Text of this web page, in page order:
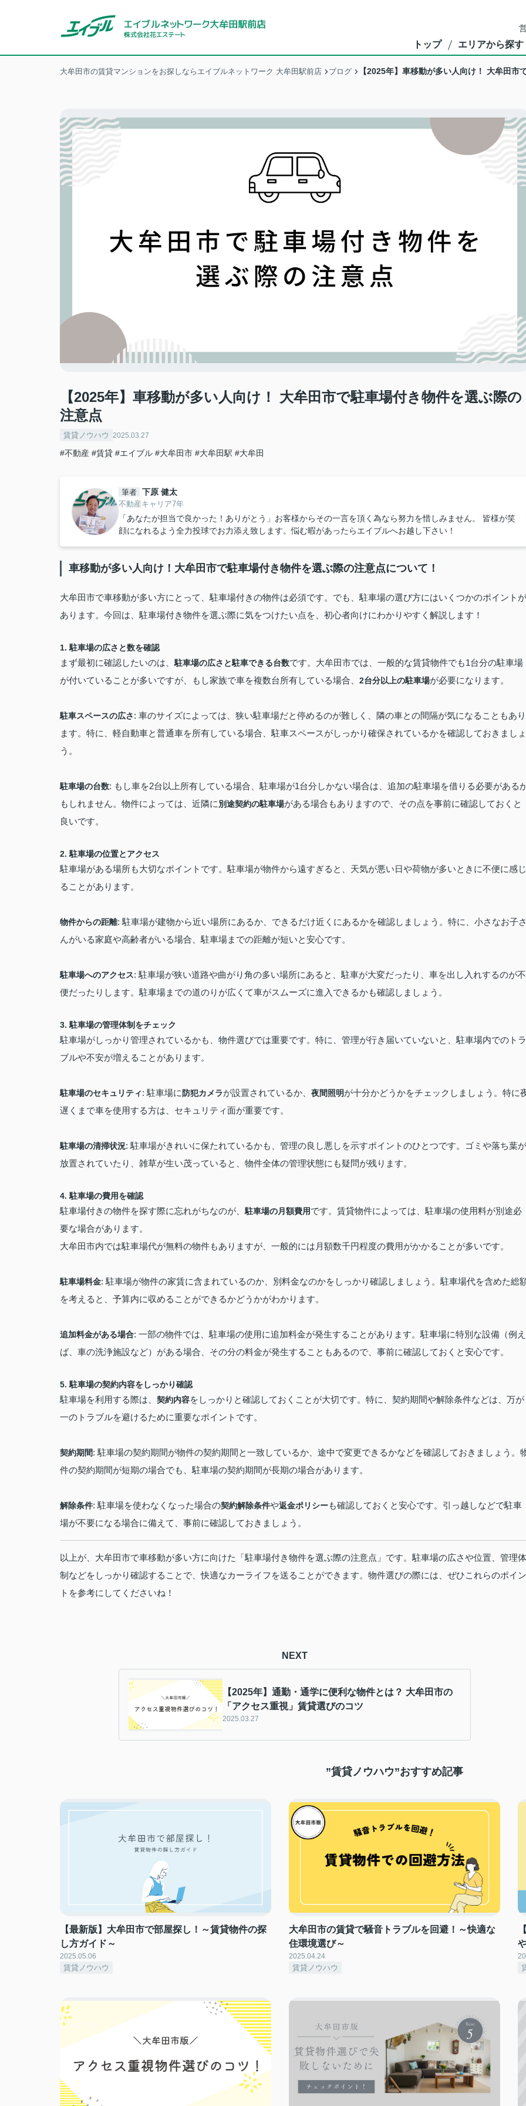
トップ エリアから探す
大牟田市の賃貸マンションをお探しならエイブルネットワーク 大牟田駅前店 ブログ 【2025年】車移動が多い人向け！ 大牟田市
【2025年】車移動が多い人向け！ 大牟田市で駐車場付き物件を選ぶ際の
注意点
賃貸ノウハウ 2025.03.27
#不動産 #賃貸 #エイブル #大牟田市 #大牟田駅 #大牟田
筆者 下原 健太
不動産キャリア7年
「あなたが担当で良かった！ありがとう」お客様からその一言を頂く為なら努力を惜しみません。 皆様が笑
顔になれるよう全力投球でお力添え致します。悩む暇があったらエイブルへお越し下さい！
車移動が多い人向け！大牟田市で駐車場付き物件を選ぶ際の注意点について！
大牟田市で車移動が多い方にとって、駐車場付きの物件は必須です。でも、駐車場の選び方にはいくつかのポイントが
あります。今回は、駐車場付き物件を選ぶ際に気をつけたい点を、初心者向けにわかりやすく解説します！
1. 駐車場の広さと数を確認
まず最初に確認したいのは、 駐車場の広さと駐車できる台数です。大牟田市では、一般的な賃貸物件でも1台分の駐車場
が付いていることが多いですが、もし家族で車を複数台所有している場合、 2台分以上の駐車場が必要になります。
駐車スペースの広さ: 車のサイズによっては、狭い駐車場だと停めるのが難しく、隣の車との間隔が気になることもあり
ます。特に、軽自動車と普通車を所有している場合、駐車スペースがしっかり確保されているかを確認しておきましょ
う。
駐車場の台数: もし車を2台以上所有している場合、駐車場が1台分しかない場合は、追加の駐車場を借りる必要がある
もしれません。物件によっては、近隣に別途契約の駐車場がある場合もありますので、その点を事前に確認しておくと
良いです。
2. 駐車場の位置とアクセス
駐車場がある場所も大切なポイントです。駐車場が物件から遠すぎると、天気が悪い日や荷物が多いときに不便に感じ
ることがあります。
物件からの距離: 駐車場が建物から近い場所にあるか、できるだけ近くにあるかを確認しましょう。特に、小さなお子さ
んがいる家庭や高齢者がいる場合、駐車場までの距離が短いと安心です。
駐車場へのアクセス: 駐車場が狭い道路や曲がり角の多い場所にあると、駐車が大変だったり、車を出し入れするのが不
便だったりします。駐車場までの道のりが広くて車がスムーズに進入できるかも確認しましょう。
3. 駐車場の管理体制をチェック
駐車場がしっかり管理されているかも、物件選びでは重要です。特に、管理が行き届いていないと、駐車場内でのトラ
ブルや不安が増えることがあります。
駐車場のセキュリティ: 駐車場に 防犯カメラが設置されているか、 夜間照明が十分かどうかをチェックしましょう。特に
遅くまで車を使用する方は、セキュリティ面が重要です。
駐車場の清掃状況: 駐車場がきれいに保たれているかも、管理の良し悪しを示すポイントのひとつです。ゴミや落ち葉が
放置されていたり、雑草が生い茂っていると、物件全体の管理状態にも疑問が残ります。
4. 駐車場の費用を確認
駐車場付きの物件を探す際に忘れがちなのが、 駐車場の月額費用です。賃貸物件によっては、駐車場の使用料が別途必
要な場合があります。
大牟田市内では駐車場代が無料の物件もありますが、一般的には月額数千円程度の費用がかかることが多いです。
駐車場料金: 駐車場が物件の家賃に含まれているのか、別料金なのかをしっかり確認しましょう。駐車場代を含めた総
を考えると、予算内に収めることができるかどうかがわかります。
追加料金がある場合: 一部の物件では、駐車場の使用に追加料金が発生することがあります。駐車場に特別な設備（例え
ば、車の洗浄施設など）がある場合、その分の料金が発生することもあるので、事前に確認しておくと安心です。
5. 駐車場の契約内容をしっかり確認
駐車場を利用する際は、 契約内容をしっかりと確認しておくことが大切です。特に、契約期間や解除条件などは、万が
一のトラブルを避けるために重要なポイントです。
契約期間: 駐車場の契約期間が物件の契約期間と一致しているか、途中で変更できるかなどを確認しておきましょう。
件の契約期間が短期の場合でも、駐車場の契約期間が長期の場合があります。
解除条件: 駐車場を使わなくなった場合の契約解除条件や返金ポリシーも確認しておくと安心です。引っ越しなどで駐車
場が不要になる場合に備えて、事前に確認しておきましょう。
以上が、大牟田市で車移動が多い方に向けた「駐車場付き物件を選ぶ際の注意点」です。駐車場の広さや位置、管理体
制などをしっかり確認することで、快適なカーライフを送ることができます。物件選びの際には、ぜひこれらのポイン
トを参考にしてくださいね！
NEXT
【2025年】通勤・通学に便利な物件とは？ 大牟田市の
「アクセス重視」賃貸選びのコツ
2025.03.27
”賃貸ノウハウ”おすすめ記事
【最新版】大牟田市で部屋探し！～賃貸物件の探
し方ガイド～
2025.05.06
賃貸ノウハウ
大牟田市の賃貸で騒音トラブルを回避！～快適な
住環境選び～
2025.04.24
賃貸ノウハウ